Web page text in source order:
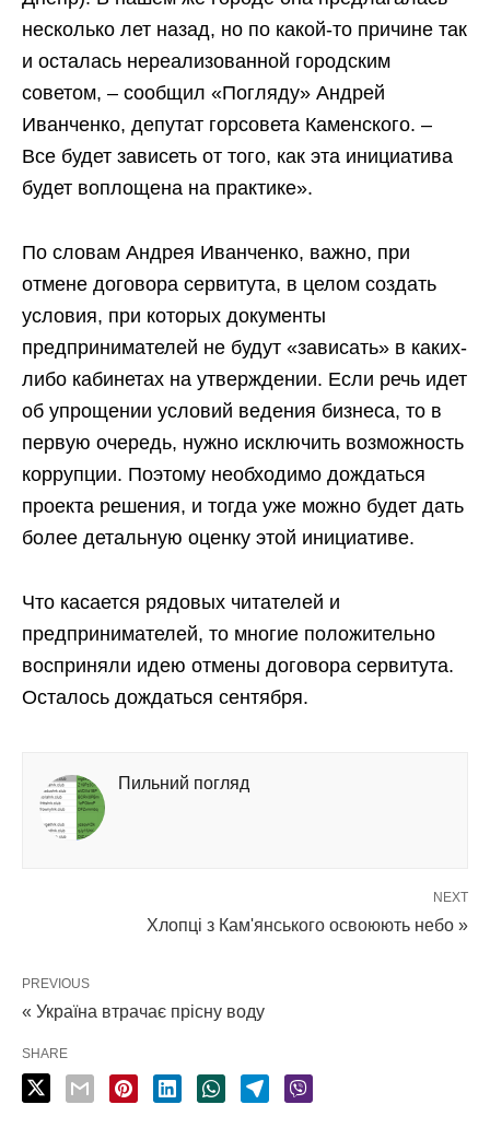
несколько лет назад, но по какой-то причине так
и осталась нереализованной городским
советом, – сообщил «Погляду» Андрей
Иванченко, депутат горсовета Каменского. –
Все будет зависеть от того, как эта инициатива
будет воплощена на практике».
По словам Андрея Иванченко, важно, при
отмене договора сервитута, в целом создать
условия, при которых документы
предпринимателей не будут «зависать» в каких-
либо кабинетах на утверждении. Если речь идет
об упрощении условий ведения бизнеса, то в
первую очередь, нужно исключить возможность
коррупции. Поэтому необходимо дождаться
проекта решения, и тогда уже можно будет дать
более детальную оценку этой инициативе.
Что касается рядовых читателей и
предпринимателей, то многие положительно
восприняли идею отмены договора сервитута.
Осталось дождаться сентября.
Пильний погляд
NEXT
Хлопці з Кам'янського освоюють небо »
PREVIOUS
« Україна втрачає прісну воду
SHARE